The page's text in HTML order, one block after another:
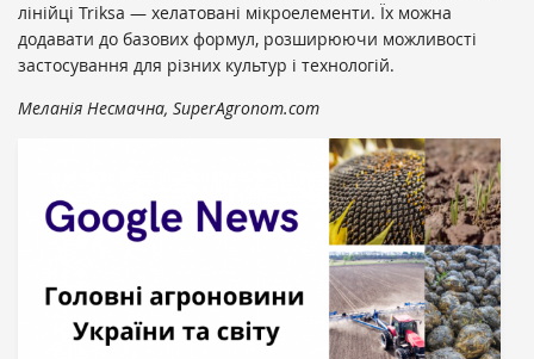
лінійці Triksa — хелатовані мікроелементи. Їх можна
додавати до базових формул, розширюючи можливості
застосування для різних культур і технологій.
Меланія Несмачна, SuperAgronom.com